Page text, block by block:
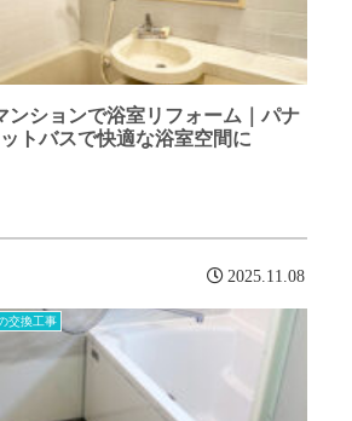
ンションで浴室リフォーム｜パナ
トバスで快適な浴室空間に
2025.11.08
交換工事